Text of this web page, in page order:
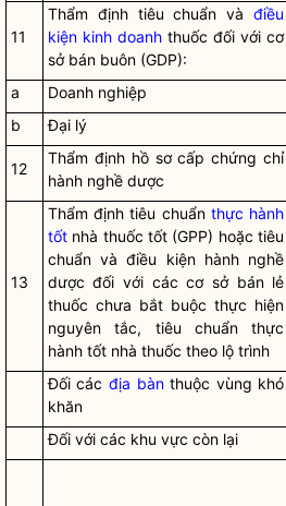
11
Thẩm định tiêu chuẩn vàđiều
kiện kinh doanhthuốc đối với cơ
sở bán buôn (GDP):
a Doanh nghiệp
b
Đại lý
12
Thẩm định hồ sơ cấp chứng chỉ
hành nghềdược
13
Thẩm định tiêu chuẩn thực hành
tốtnhà thuốc tốt (GPP) hoặc tiêu
chuẩn và điều kiện hành nghề
dược đối với các cơ sở bán lẻ
thuốc chưa bắt buộc thực hiện
nguyên tắc, tiêu chuẩnthực
hành tốtnhà thuốc theo lộ trình
Đối các địa bànthuộc vùng khó
khăn
Đối với các khu vực còn lại